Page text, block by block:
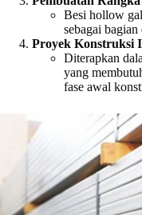
Besi hollow
sebagai
Proyek Konstruksi
Diterapkan
yang
fase awal